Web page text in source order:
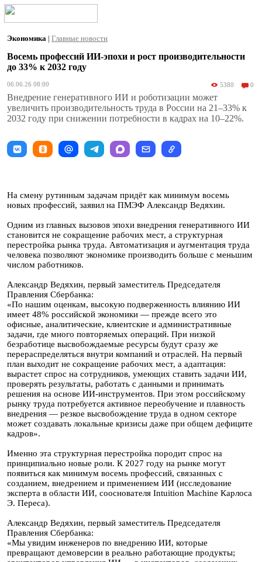
Экономика | Главные новости
Восемь профессий ИИ-эпохи и рост производительности
до 33% к 2032 году
06.06.26 08:00 5380 0
Внедрение генеративного ИИ и роботизации может
увеличить производительность труда в России на 21–33% к
2032 году при снижении потребности в кадрах на 10–22%.
На смену рутинным задачам придёт как минимум восемь
новых профессий, заявил на ПМЭФ Александр Ведяхин.
Одним из главных вызовов эпохи внедрения генеративного ИИ
становится не сокращение рабочих мест, а структурная
перестройка рынка труда. Автоматизация и аугментация труда
человека позволяют экономике производить больше с меньшим
числом работников.
Александр Ведяхин, первый заместитель Председателя
Правления Сбербанка:
«По нашим оценкам, высокую подверженность влиянию ИИ
имеет 48% российской экономики — прежде всего это
офисные, аналитические, клиентские и административные
задачи, где много повторяемых операций. При низкой
безработице высвобождаемые ресурсы будут сразу же
перераспределяться внутри компаний и отраслей. На первый
план выходит не сокращение рабочих мест, а адаптация:
вырастет спрос на сотрудников, умеющих ставить задачи ИИ,
проверять результаты, работать с данными и принимать
решения на основе ИИ-инструментов. При этом российскому
рынку труда потребуется активное переобучение и плавность
внедрения — резкое высвобождение труда в одном секторе
может создавать локальные кризисы даже при общем дефиците
кадров».
Именно эта структурная перестройка породит спрос на
принципиально новые роли. К 2027 году на рынке могут
появиться как минимум восемь профессий, связанных с
созданием, внедрением и применением ИИ (исследование
эксперта в области ИИ, сооснователя Intuition Machine Карлоса
Э. Переса).
Александр Ведяхин, первый заместитель Председателя
Правления Сбербанка:
«Мы увидим инженеров по внедрению ИИ, которые
превращают демоверсии в реально работающие продукты;